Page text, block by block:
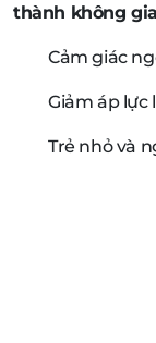
thành không
Cảm giác
Giảm áp lực
Trẻ nhỏ và